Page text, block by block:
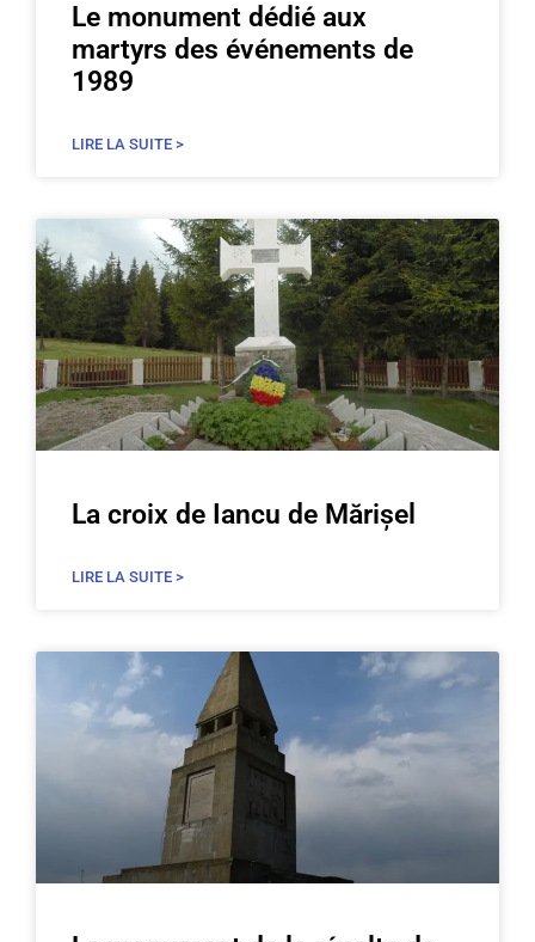
Le monument dédié aux
martyrs des événements de
1989
LIRE LA SUITE >
La croix de Iancu de Mărișel
LIRE LA SUITE >